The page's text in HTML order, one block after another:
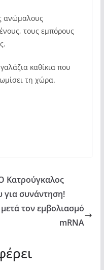
ανώμαλους
τους εμπόρους
καθίκια που
τη χώρα.
Κατρούγκαλος
για συνάντηση!
τον εμβολιασμό
mRNA